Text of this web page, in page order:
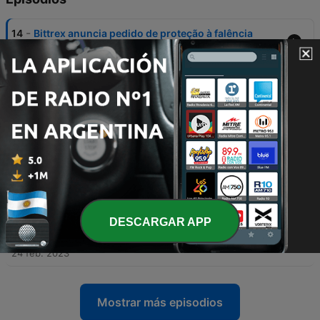
14 - Bittrex anuncia pedido de proteção à falência
08 mayo 2023
Trust wallet descobre falha na sua carteira
22 abr. 2023
12 - Recebi um e-mail da FTX!
06 abr. 2023
11
CVM classifica tokens de recebíveis e renda fixa
como valores mobiliários
05 abr. 2023
10 - BlueWallet anuncia fim de suporte à Lightning
Network do Bitcoin
24 feb. 2023
Mostrar más episodios
DESCARGAR APP